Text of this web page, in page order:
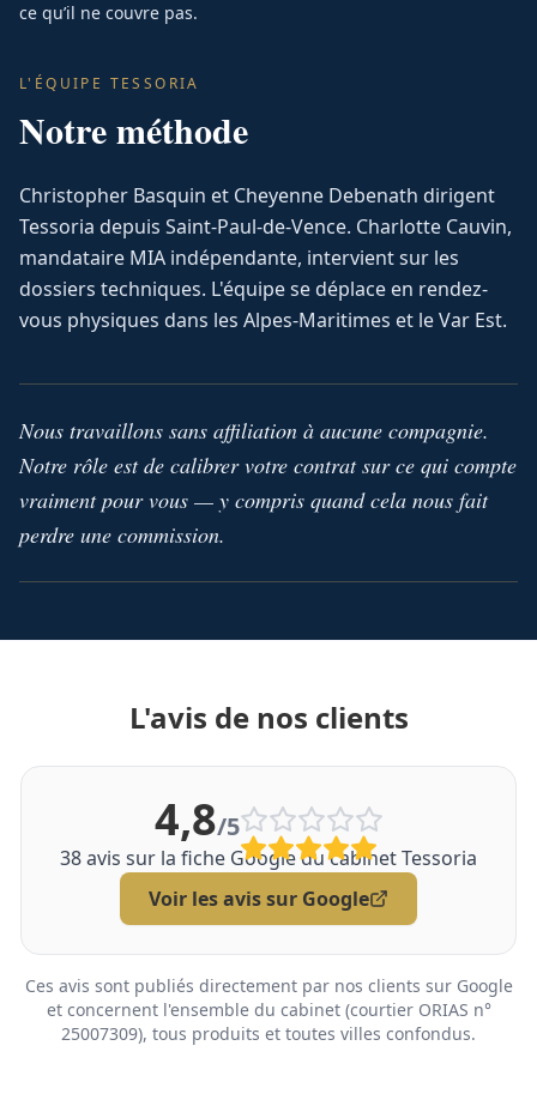
ce qu’il ne couvre pas.
L'ÉQUIPE TESSORIA
Notre méthode
Christopher Basquin et Cheyenne Debenath dirigent
Tessoria depuis Saint-Paul-de-Vence. Charlotte Cauvin,
mandataire MIA indépendante, intervient sur les
dossiers techniques. L'équipe se déplace en rendez-
vous physiques dans les Alpes-Maritimes et le Var Est.
Nous travaillons sans affiliation à aucune compagnie.
Notre rôle est de calibrer votre contrat sur ce qui compte
vraiment pour vous — y compris quand cela nous fait
perdre une commission.
L'avis de nos clients
4,8/5
38avis sur la fiche Google du cabinet Tessoria
Voir les avis sur Google
Ces avis sont publiés directement par nos clients sur Google
et concernent l'ensemble du cabinet (courtier ORIAS n°
25007309), tous produits et toutes villes confondus.